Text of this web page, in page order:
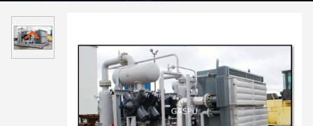
deslizamiento Diseñado Tratamiento térmico Operación